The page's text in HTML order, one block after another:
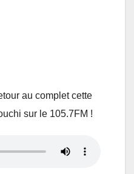
au complet cette
sur le 105.7FM !